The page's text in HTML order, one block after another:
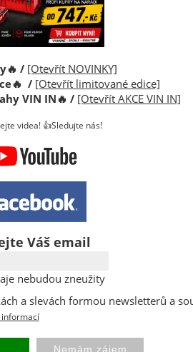
ERG5CZEPG001
/ [Otevřít NOVINKY]
/ [Otevřít limitované edice]
VIN IN🔥 / [Otevřít AKCE VIN IN]
videa! 👍Sledujte nás!
Váš email
nebudou zneužity
a slevách formou newsletterů a
informací